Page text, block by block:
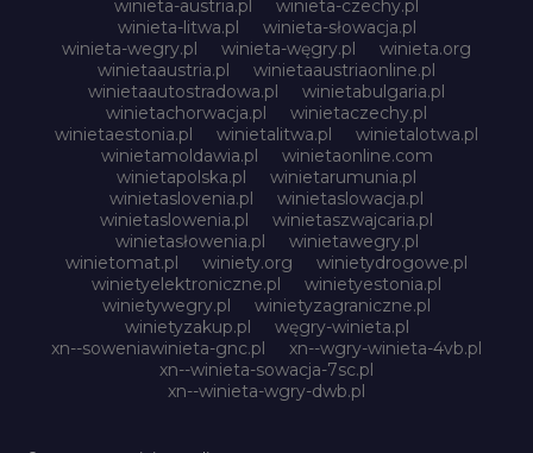
winieta-austria.pl
winieta-czechy.pl
winieta-litwa.pl
winieta-słowacja.pl
winieta-wegry.pl
winieta-węgry.pl
winieta.org
winietaaustria.pl
winietaaustriaonline.pl
winietaautostradowa.pl
winietabulgaria.pl
winietachorwacja.pl
winietaczechy.pl
winietaestonia.pl
winietalitwa.pl
winietalotwa.pl
winietamoldawia.pl
winietaonline.com
winietapolska.pl
winietarumunia.pl
winietaslovenia.pl
winietaslowacja.pl
winietaslowenia.pl
winietaszwajcaria.pl
winietasłowenia.pl
winietawegry.pl
winietomat.pl
winiety.org
winietydrogowe.pl
winietyelektroniczne.pl
winietyestonia.pl
winietywegry.pl
winietyzagraniczne.pl
winietyzakup.pl
węgry-winieta.pl
xn--soweniawinieta-gnc.pl
xn--wgry-winieta-4vb.pl
xn--winieta-sowacja-7sc.pl
xn--winieta-wgry-dwb.pl